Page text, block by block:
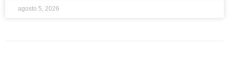
agosto 5, 2026